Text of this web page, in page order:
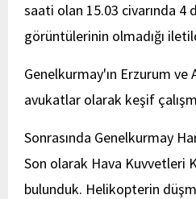
saati olan 15.03 civarında 4
görüntülerinin olmadığı
Genelkurmay'ın Erzurum ve
avukatlar olarak keşif
Sonrasında Genelkurmay
Son olarak Hava Kuvvetleri
bulunduk. Helikopterin